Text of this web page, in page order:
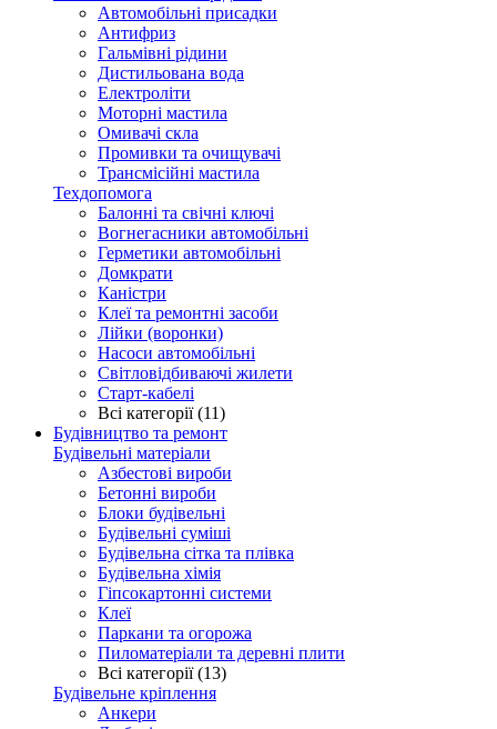
Автомобільні присадки
Антифриз
Гальмівні рідини
Дистильована вода
Електроліти
Моторні мастила
Омивачі скла
Промивки та очищувачі
Трансмісійні мастила
Техдопомога
Балонні та свічні ключі
Вогнегасники автомобільні
Герметики автомобільні
Домкрати
Каністри
Клеї та ремонтні засоби
Лійки (воронки)
Насоси автомобільні
Світловідбиваючі жилети
Старт-кабелі
Всі категорії (11)
Будівництво та ремонт
Будівельні матеріали
Азбестові вироби
Бетонні вироби
Блоки будівельні
Будівельні суміші
Будівельна сітка та плівка
Будівельна хімія
Гіпсокартонні системи
Клеї
Паркани та огорожа
Пиломатеріали та деревні плити
Всі категорії (13)
Будівельне кріплення
Анкери